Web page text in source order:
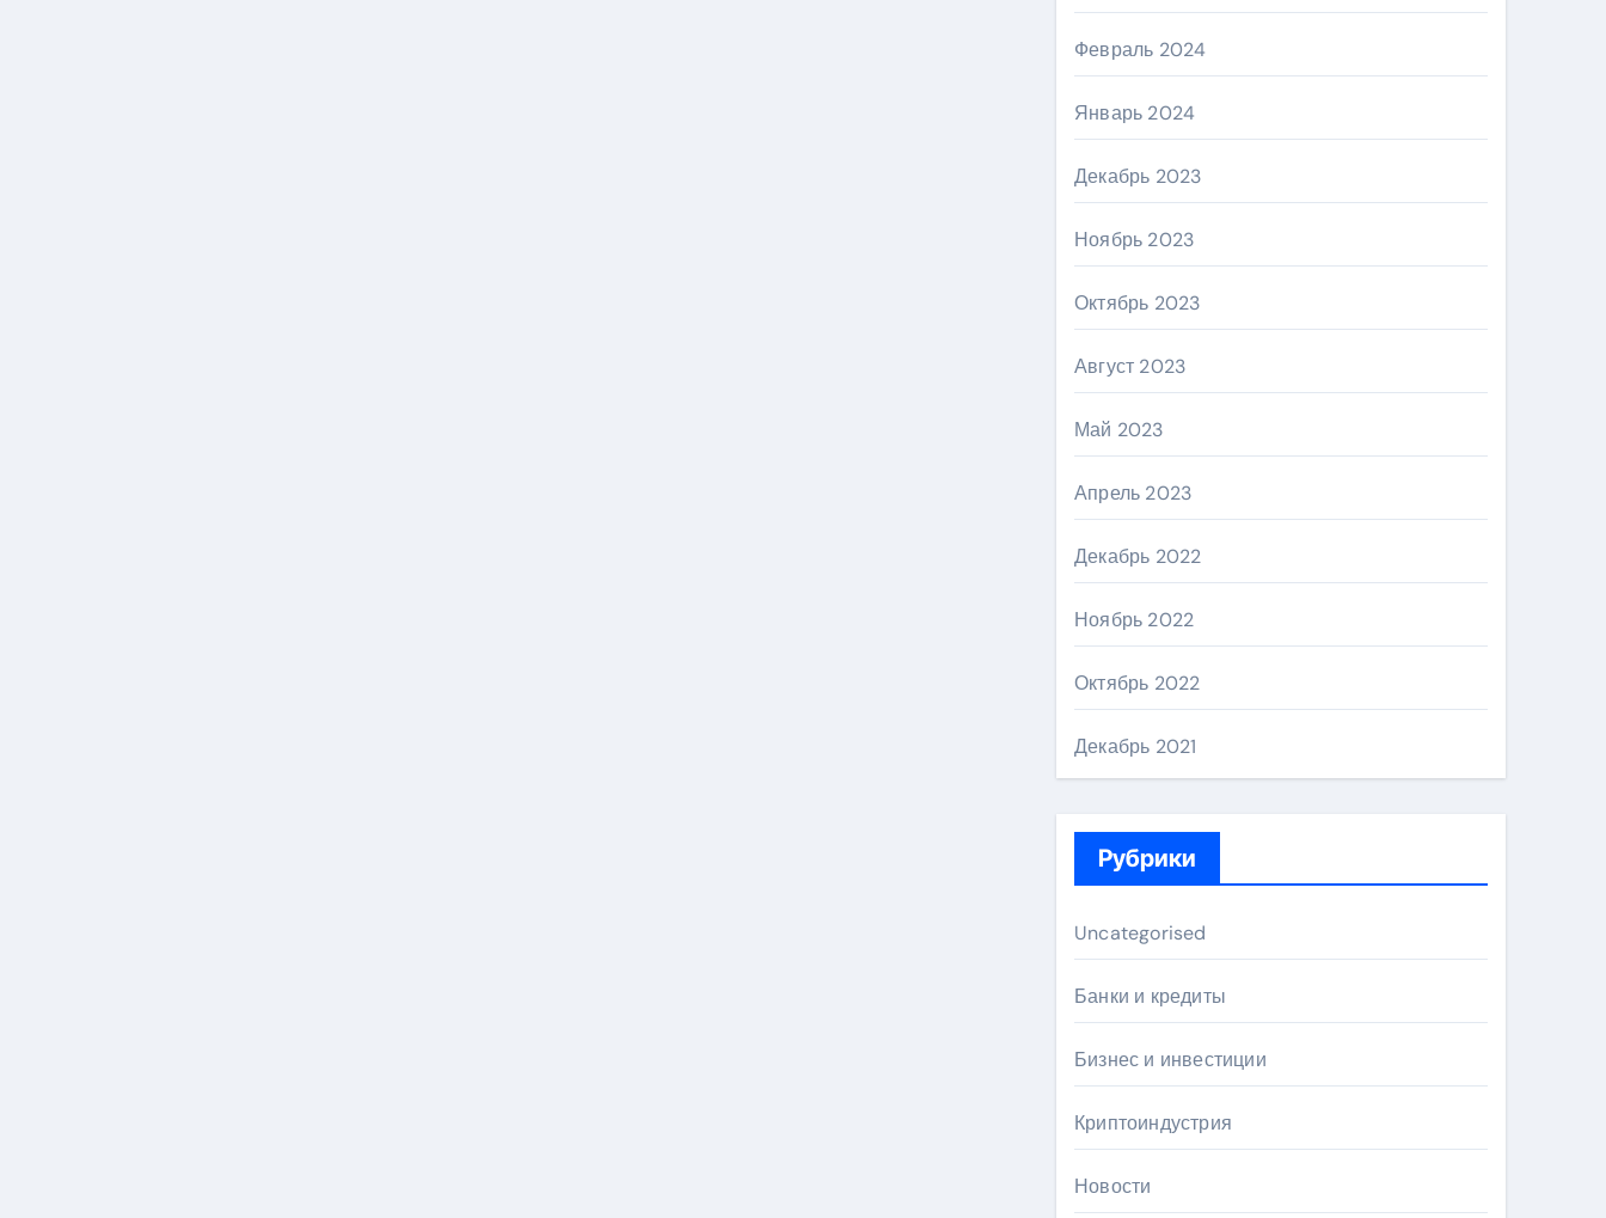
Февраль 2024
Январь 2024
Декабрь 2023
Ноябрь 2023
Октябрь 2023
Август 2023
Май 2023
Апрель 2023
Декабрь 2022
Ноябрь 2022
Октябрь 2022
Декабрь 2021
Рубрики
Uncategorised
Банки и кредиты
Бизнес и инвестиции
Криптоиндустрия
Новости